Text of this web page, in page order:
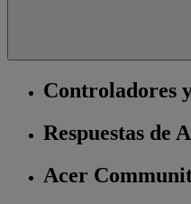
Controladores
Respuestas de
Acer